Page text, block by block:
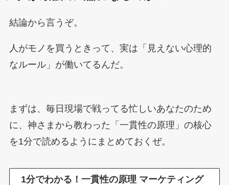
結論から言うぞ。
人がモノを買うときって、実は「見えない心理的
なルール」が働いてるんだ。
まずは、毎日現場で戦ってる忙しいあなたのため
に、神さまから教わった「一貫性の原理」の核心
を1分で読めるようにまとめておくぜ。
1分でわかる！一貫性の原理 マーケティング